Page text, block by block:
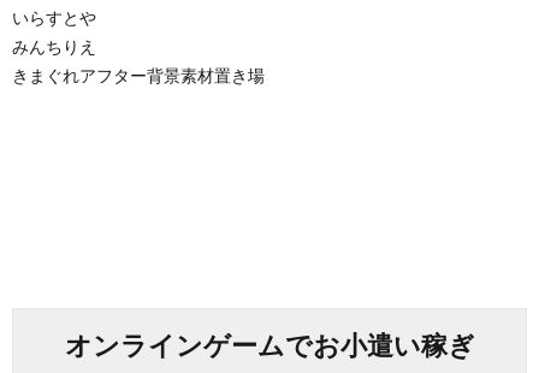
いらすとや
みんちりえ
きまぐれアフター背景素材置き場
オンラインゲームでお小遣い稼ぎ